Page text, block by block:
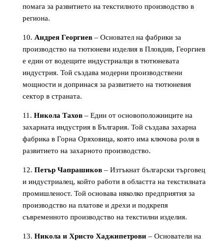
помага за развитието на текстилното производство в
региона.
Андрея Георгиев – Основател на фабрики за
производство на тютюневи изделия в Пловдив, Георгиев
е един от водещите индустриалци в тютюневата
индустрия. Той създава модерни производствени
мощности и допринася за развитието на тютюневия
сектор в страната.
Никола Тахов – Един от основоположниците на
захарната индустрия в България. Той създава захарна
фабрика в Горна Оряховица, която има ключова роля в
развитието на захарното производство.
Петър Чапрашиков – Изтъкнат български търговец
и индустриалец, който работи в областта на текстилната
промишленост. Той основава няколко предприятия за
производство на платове и дрехи и подкрепя
съвременното производство на текстилни изделия.
Никола и Христо Хаджипетрови – Основатели на